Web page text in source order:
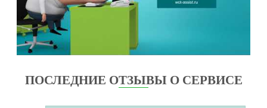
ПОСЛЕДНИЕ ОТЗЫВЫ О СЕРВИСЕ